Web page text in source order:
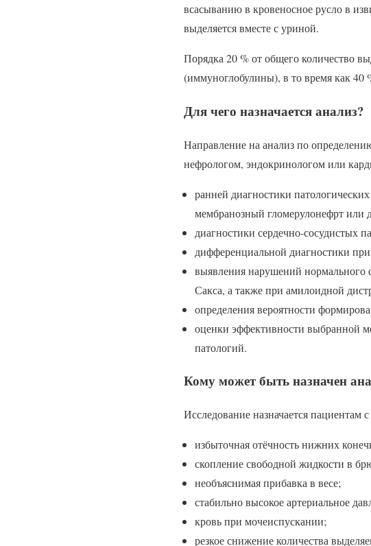
всасыванию в кровеносное русло в
выделяется вместе с уриной.
Порядка 20 % от общего количество
(иммуноглобулины), в то время как
Для чего назначается анализ?
Направление на анализ по
нефрологом, эндокринологом или
ранней диагностики
мембранозный гломерулонефрт или
диагностики сердечно-сосудистых
дифференциальной диагностики
выявления нарушений
Сакса, а также при амилоидной
определения вероятности
оценки эффективности выбранной
патологий.
Кому может быть назначен
Исследование назначается пациентам
избыточная отёчность нижних
скопление свободной жидкости в
необъяснимая прибавка в весе;
стабильно высокое артериальное
кровь при мочеиспускании;
резкое снижение количества